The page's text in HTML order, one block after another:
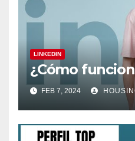
LINKEDIN
¿Cómo
FEB 7, 2024